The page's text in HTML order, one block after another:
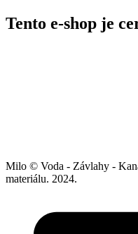
Tento e-shop je
Milo © Voda - Závlahy -
materiálu. 2024.